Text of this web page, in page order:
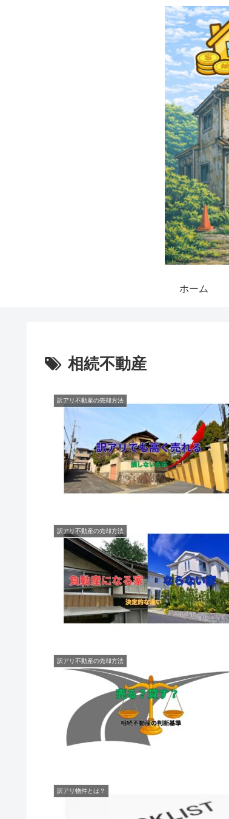
ホーム
相続不動産
訳アリ不動産の売却方法
訳アリ不動産の売却方法
訳アリ不動産の売却方法
訳アリ物件とは？